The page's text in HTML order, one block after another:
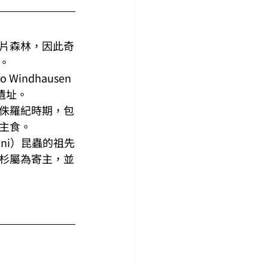
森林，因此奇
Windhausen
。
羅紀時期，包
食。
）昆蟲的祖先
屬為寄主，並